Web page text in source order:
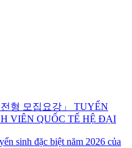
형 모집요강」 TUYỂN
VIÊN QUỐC TẾ HỆ ĐẠI
sinh đặc biệt năm 2026 của